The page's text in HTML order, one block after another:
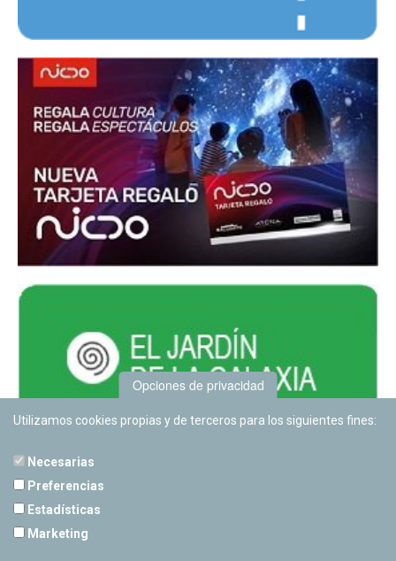
Opciones de privacidad
Utilizamos cookies propias y de terceros para los siguientes fines:
Necesarias
Preferencias
Estadísticas
Marketing